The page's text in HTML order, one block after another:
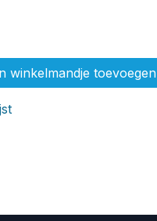
winkelmandje toevoegen